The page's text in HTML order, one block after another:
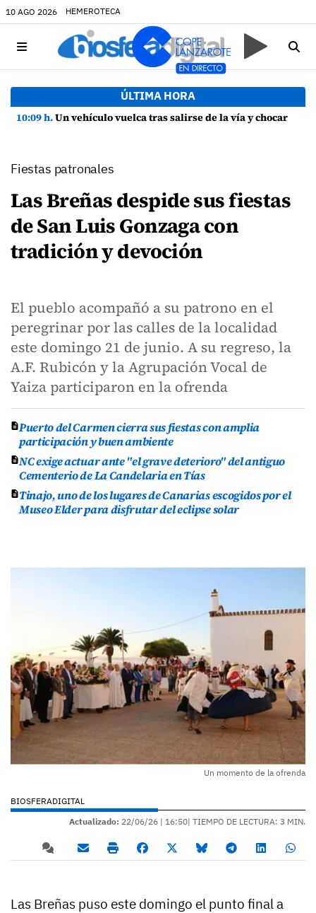
10 AGO 2026 HEMEROTECA
ÚLTIMA HORA
10:09 h.Un vehículo vuelca tras salirse de la vía y chocar contra una farola en Uga
Fiestas patronales
Las Breñas despide sus fiestas
de San Luis Gonzaga con
tradición y devoción
El pueblo acompañó a su patrono en el
peregrinar por las calles de la localidad
este domingo 21 de junio. A su regreso, la
A.F. Rubicón y la Agrupación Vocal de
Yaiza participaron en la ofrenda
Puerto del Carmen cierra sus fiestas con amplia
participación y buen ambiente
NC exige actuar ante "el grave deterioro" del antiguo
Cementerio de La Candelaria en Tías
Tinajo, uno de los lugares de Canarias escogidos por el
Museo Elder para disfrutar del eclipse solar
Un momento de la ofrenda
BIOSFERADIGITAL
Actualizado: 22/06/26 | 16:50| TIEMPO DE LECTURA: 3 MIN.
Las Breñas puso este domingo el punto final a